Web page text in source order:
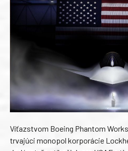
Víťazstvom Boeing Phantom
trvajúci monopol korporácie